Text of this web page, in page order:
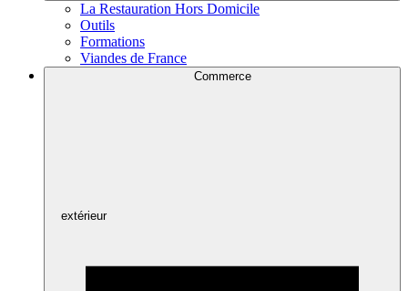
La Restauration Hors Domicile
Outils
Formations
Viandes de France
Commerce
extérieur